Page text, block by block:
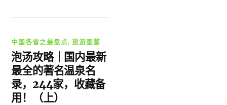
中国各省之最盘点,旅游图鉴
泡汤攻略｜国内最新
最全的著名温泉名
录，244家，收藏备
用！（上）